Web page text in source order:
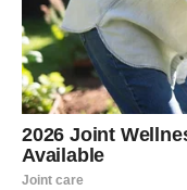
Zašto ste baš
sretnicima?
Zato što ste kroz
strpljenje i
kada je vama bilo